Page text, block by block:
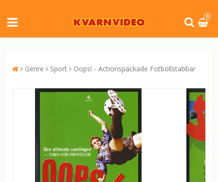
0
Genre Sport Oops! - Actionspäckade Fotbollstabbar